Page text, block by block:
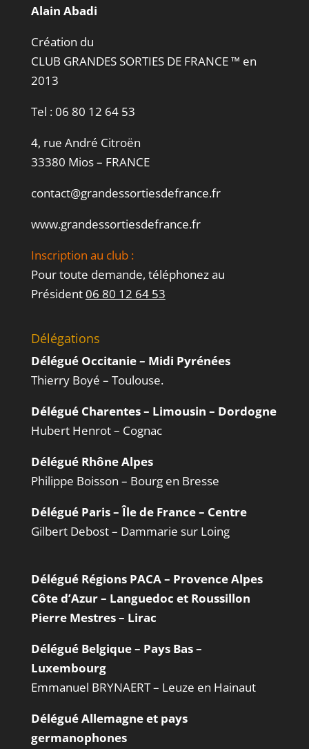
Alain Abadi
Création du
CLUB GRANDES SORTIES DE FRANCE ™ en
2013
Tel :06 80 12 64 53
4, rue André Citroën
33380 Mios – FRANCE
contact@grandessortiesdefrance.fr
www.grandessortiesdefrance.fr
Inscription au club :
Pour toute demande, téléphonez au
Président06 80 12 64 53
Délégations
Délégué Occitanie – Midi Pyrénées
Thierry Boyé – Toulouse.
Délégué Charentes – Limousin – Dordogne
Hubert Henrot – Cognac
Délégué Rhône Alpes
Philippe Boisson – Bourg en Bresse
Délégué Paris – Île de France – Centre
Gilbert Debost – Dammarie sur Loing
Délégué Régions PACA – Provence Alpes
Côte d’Azur – Languedoc et Roussillon
Pierre Mestres – Lirac
Délégué Belgique – Pays Bas –
Luxembourg
Emmanuel BRYNAERT – Leuze en Hainaut
Délégué Allemagne et pays
germanophones